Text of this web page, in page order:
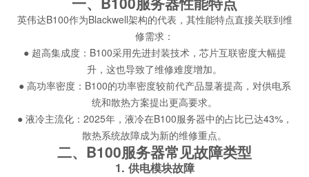
英伟达B100作为Blackwell架构的代表，其性能特点直接关联到维
修需求：
● 超高集成度：B100采用先进封装技术，芯片互联密度大幅提
升，这也导致了维修难度增加。
● 高功率密度：B100的功率密度较前代产品显著提高，对供电系
统和散热方案提出更高要求。
● 液冷主流化：2025年，液冷在B100服务器中的占比已达43%，
散热系统故障成为新的维修重点。
二、B100服务器常见故障类型
1. 供电模块故障